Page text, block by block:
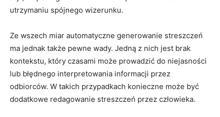
utrzymaniu spójnego wizerunku.
Ze wszech miar automatyczne ​generowanie streszczeń
ma⁣ jednak ⁢także‍ pewne wady. Jedną z nich ⁤jest ‌brak
‌kontekstu, który czasami może prowadzić do ​niejasności
lub ⁢błędnego interpretowania informacji przez
odbiorców. ‍W ‌takich przypadkach ⁢konieczne może być⁤
dodatkowe​ redagowanie streszczeń przez ‍człowieka.